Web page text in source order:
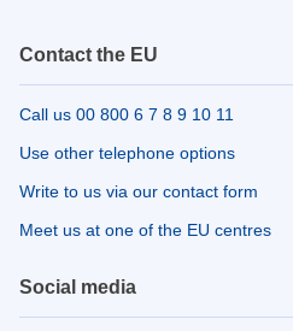
Contact the EU
Call us 00 800 6 7 8 9 10 11
Use other telephone options
Write to us via our contact form
Meet us at one of the EU centres
Social media